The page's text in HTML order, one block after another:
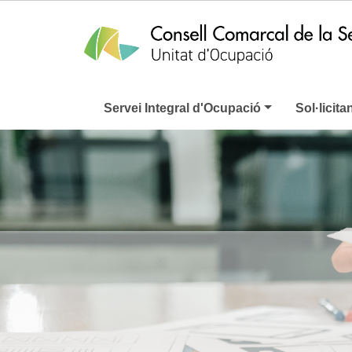
Servei Integral d'Ocupació